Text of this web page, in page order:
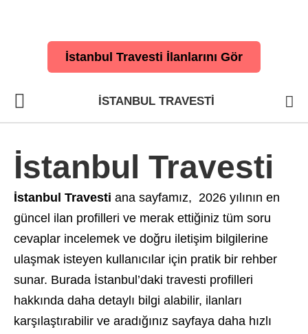
İstanbul Travesti İlanlarını Gör
İSTANBUL TRAVESTI
İstanbul Travesti
İstanbul Travesti ana sayfamız, 2026 yılının en
güncel ilan profilleri ve merak ettiğiniz tüm soru
cevaplar incelemek ve doğru iletişim bilgilerine
ulaşmak isteyen kullanıcılar için pratik bir rehber
sunar. Burada İstanbul’daki travesti profilleri
hakkında daha detaylı bilgi alabilir, ilanları
karşılaştırabilir ve aradığınız sayfaya daha hızlı